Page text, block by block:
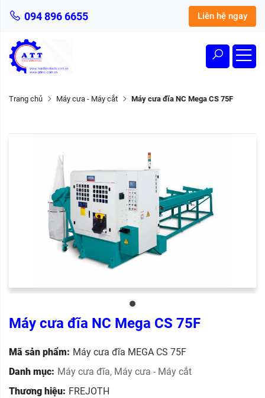
094 896 6655 Liên hệ ngay
Trang chủ Máy cưa - Máy cắt Máy cưa đĩa NC Mega CS 75F
Máy cưa đĩa NC Mega CS 75F
Mã sản phẩm: Máy cưa đĩa MEGA CS 75F
Danh mục: Máy cưa đĩa, Máy cưa - Máy cắt
Thương hiệu: FREJOTH